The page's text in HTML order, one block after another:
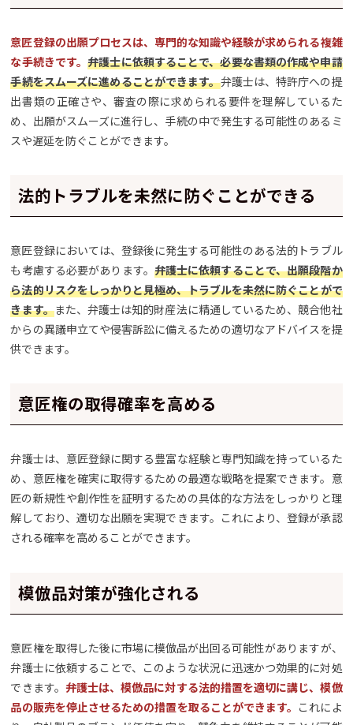
意匠登録の出願プロセスは、専門的な知識や経験が求められる複雑
な手続きです。弁護士に依頼することで、必要な書類の作成や申請
手続をスムーズに進めることができます。弁護士は、特許庁への提
出書類の正確さや、審査の際に求められる要件を理解しているた
め、出願がスムーズに進行し、手続の中で発生する可能性のあるミ
スや遅延を防ぐことができます。
法的トラブルを未然に防ぐことができる
意匠登録においては、登録後に発生する可能性のある法的トラブル
も考慮する必要があります。 弁護士に依頼することで、出願段階か
ら法的リスクをしっかりと見極め、トラブルを未然に防ぐことがで
きます。また、弁護士は知的財産法に精通しているため、競合他社
からの異議申立てや侵害訴訟に備えるための適切なアドバイスを提
供できます。
意匠権の取得確率を高める
弁護士は、意匠登録に関する豊富な経験と専門知識を持っているた
め、意匠権を確実に取得するための最適な戦略を提案できます。意
匠の新規性や創作性を証明するための具体的な方法をしっかりと理
解しており、適切な出願を実現できます。これにより、登録が承認
される確率を高めることができます。
模倣品対策が強化される
意匠権を取得した後に市場に模倣品が出回る可能性がありますが、
弁護士に依頼することで、このような状況に迅速かつ効果的に対処
できます。 弁護士は、模倣品に対する法的措置を適切に講じ、模倣
品の販売を停止させるための措置を取ることができます。 これによ